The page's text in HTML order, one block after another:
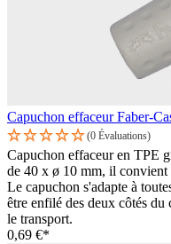
Capuchon effaceur Faber-
(0 Évaluations)
Capuchon effaceur en TPE
de 40 x ø 10 mm, il convient
Le capuchon s'adapte à
être enfilé des deux côtés
le transport.
0,69 €*